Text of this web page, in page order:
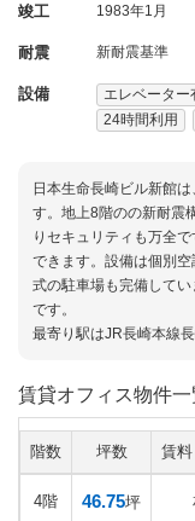
竣工 1983年1月
耐震 新耐震基準
設備 エレベーター
24時間利用
日本生命長崎ビル新館
す。地上8階のの新耐震
りセキュリティも万全
できます。設備は個別
式の駐車場も完備して
です。
最寄り駅はJR長崎本線長
賃貸オフィス物件
階数 坪数 賃
4階 46.75坪